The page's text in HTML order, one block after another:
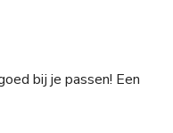
bij je passen! Een